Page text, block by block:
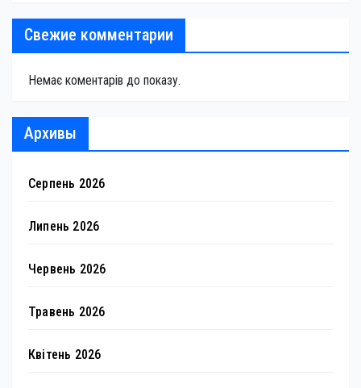
Свежие комментарии
Немає коментарів до показу.
Архивы
Серпень 2026
Липень 2026
Червень 2026
Травень 2026
Квітень 2026